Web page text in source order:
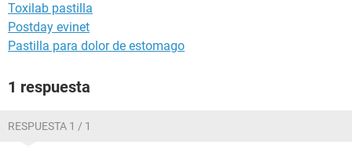
Toxilab pastilla
Postday evinet
Pastilla para dolor de estomago
1 respuesta
RESPUESTA 1 / 1